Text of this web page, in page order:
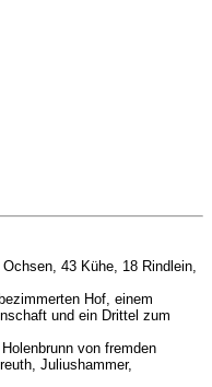
43 Kühe, 18 Rindlein,
Hof, einem
und ein Drittel zum
von fremden
Juliushammer,